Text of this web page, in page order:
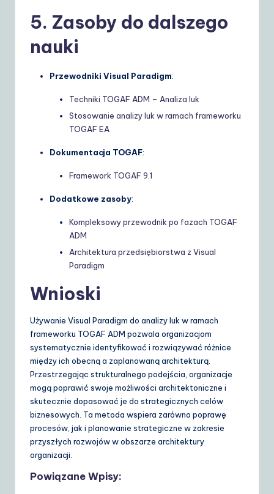
5. Zasoby do dalszego
nauki
Przewodniki Visual Paradigm:
Techniki TOGAF ADM – Analiza luk
Stosowanie analizy luk w ramach frameworku
TOGAF EA
Dokumentacja TOGAF:
Framework TOGAF 9.1
Dodatkowe zasoby:
Kompleksowy przewodnik po fazach TOGAF
ADM
Architektura przedsiębiorstwa z Visual
Paradigm
Wnioski
Używanie Visual Paradigm do analizy luk w ramach
frameworku TOGAF ADM pozwala organizacjom
systematycznie identyfikować i rozwiązywać różnice
między ich obecną a zaplanowaną architekturą.
Przestrzegając strukturalnego podejścia, organizacje
mogą poprawić swoje możliwości architektoniczne i
skutecznie dopasować je do strategicznych celów
biznesowych. Ta metoda wspiera zarówno poprawę
procesów, jak i planowanie strategiczne w zakresie
przyszłych rozwojów w obszarze architektury
organizacji.
Powiązane Wpisy: